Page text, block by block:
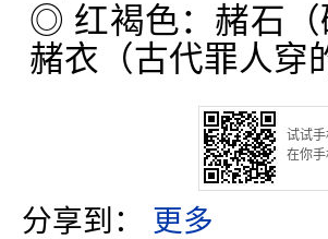
◎ 红褐色：赭石（
赭衣（古代罪人穿
试试手
在你
分享到： 更多